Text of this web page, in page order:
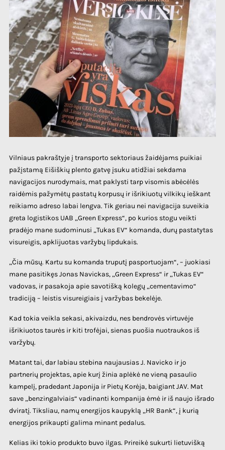
Vilniaus pakraštyje į transporto sektoriaus žaidėjams puikiai
pažįstamą Eišiškių plento gatvę įsuku atidžiai sekdama
navigacijos nurodymais, mat paklysti tarp visomis abėcėlės
raidėmis pažymėtų pastatų korpusų ir išrikiuotų vilkikų ieškant
reikiamo adreso labai lengva. Tik geriau nei navigacija suveikia
greta logistikos UAB „Green Express“, po kurios stogu veikti
pradėjo mane sudominusi „Tukas EV“ komanda, durų pastatytas
visureigis, apklijuotas varžybų lipdukais.
„Čia mūsų. Kartu su komanda truputį pasportuojam“, – juokiasi
mane pasitikęs Jonas Navickas, „Green Express“ ir „Tukas EV“
vadovas, ir pasakoja apie savotišką kolegų „cementavimo“
tradiciją – leistis visureigiais į varžybas bekelėje.
Kad tokia veikla sekasi, akivaizdu, nes bendrovės virtuvėje
išrikiuotos taurės ir kiti trofėjai, sienas puošia nuotraukos iš
varžybų.
Matant tai, dar labiau stebina naujausias J. Navicko ir jo
partnerių projektas, apie kurį žinia aplėkė ne vieną pasaulio
kampelį, pradedant Japonija ir Pietų Korėja, baigiant JAV. Mat
save „benzingalviais“ vadinanti kompanija ėmė ir iš naujo išrado
dviratį. Tiksliau, namų energijos kaupyklą „HR Bank“, į kurią
energijos prikaupti galima minant pedalus.
Kelias iki tokio produkto buvo ilgas. Prireikė sukurti lietuvišką